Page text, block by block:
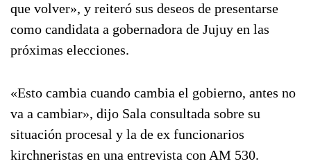
que volver», y reiteró sus deseos de presentarse
como candidata a gobernadora de Jujuy en las
próximas elecciones.
«Esto cambia cuando cambia el gobierno, antes no
va a cambiar», dijo Sala consultada sobre su
situación procesal y la de ex funcionarios
kirchneristas en una entrevista con AM 530.